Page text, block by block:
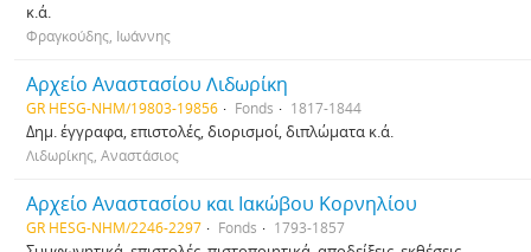
κ.ά.
Φραγκούδης, Ιωάννης
Αρχείο Αναστασίου Λιδωρίκη
GR HESG-NHM/19803-19856 Fonds 1817-1844
Δημ. έγγραφα, επιστολές, διορισμοί, διπλώματα κ.ά.
Λιδωρίκης, Αναστάσιος
Αρχείο Αναστασίου και Ιακώβου Κορνηλίου
GR HESG-NHM/2246-2297 Fonds 1793-1857